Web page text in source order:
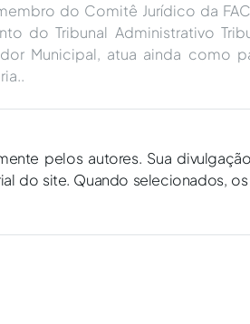
do Comitê Jurídico da
do Tribunal Administrativo
Municipal, atua ainda como
pelos autores. Sua
do site. Quando selecionados,